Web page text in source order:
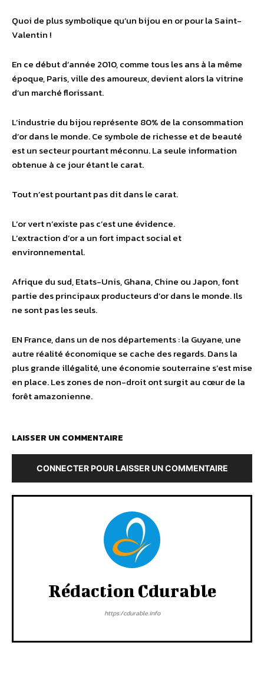
Quoi de plus symbolique qu’un bijou en or pour la Saint-
Valentin !
En ce début d’année 2010, comme tous les ans à la même
époque, Paris, ville des amoureux, devient alors la vitrine
d’un marché florissant.
L’industrie du bijou représente 80% de la consommation
d’or dans le monde. Ce symbole de richesse et de beauté
est un secteur pourtant méconnu. La seule information
obtenue à ce jour étant le carat.
Tout n’est pourtant pas dit dans le carat.
L’or vert n’existe pas c’est une évidence.
L’extraction d’or a un fort impact social et
environnemental.
Afrique du sud, Etats-Unis, Ghana, Chine ou Japon, font
partie des principaux producteurs d’or dans le monde. Ils
ne sont pas les seuls.
EN France, dans un de nos départements : la Guyane, une
autre réalité économique se cache des regards. Dans la
plus grande illégalité, une économie souterraine s’est mise
en place. Les zones de non-droit ont surgit au cœur de la
forêt amazonienne.
LAISSER UN COMMENTAIRE
CONNECTER POUR LAISSER UN COMMENTAIRE
Rédaction Cdurable
https:/cdurable.info